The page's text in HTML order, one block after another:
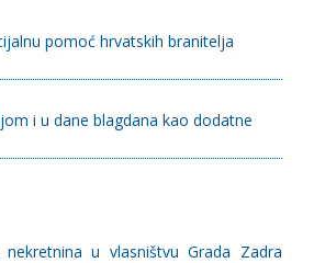
pomoć hrvatskih branitelja
i u dane blagdana kao dodatne
u vlasništvu Grada Zadra